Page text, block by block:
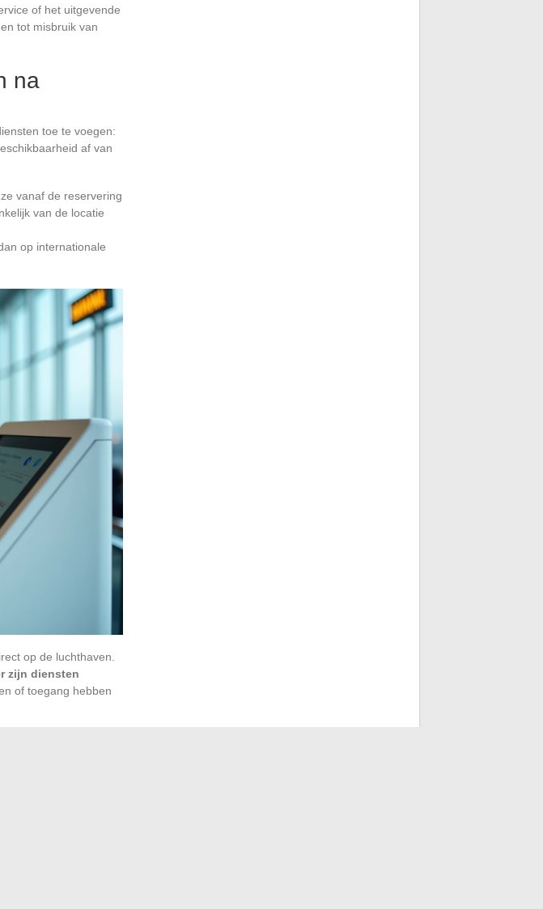
of het uitgevende
tot misbruik van
na
toe te voegen:
af van
vanaf de reservering
van de locatie
op internationale
op de luchthaven.
zijn diensten
of toegang hebben